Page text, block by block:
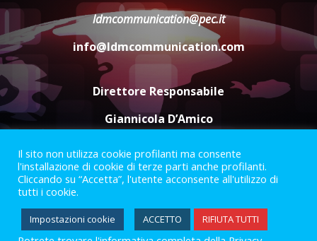
“I Contestatori: Musica di
Rivoluzione”: nuovo
appuntamento con “Fasano in
Banda”
7 Agosto 2026 06:05
ldmcommunication@pec.it
info@ldmcommunication.com
Direttore Responsabile
Giannicola D’Amico
Termini e Condizioni
Privacy Policy
Informazioni Legali
Il sito non utilizza cookie profilanti ma consente
l'installazione di cookie di terze parti anche profilanti.
Cliccando su “Accetta”, l'utente acconsente all'utilizzo di
tutti i cookie.
Impostazioni cookie ACCETTO RIFIUTA TUTTI